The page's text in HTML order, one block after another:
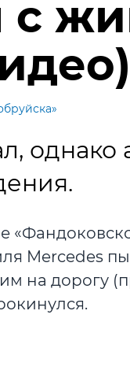
с
однако
Mercedes
на дорогу